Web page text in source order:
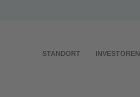
STANDORT INVESTOREN